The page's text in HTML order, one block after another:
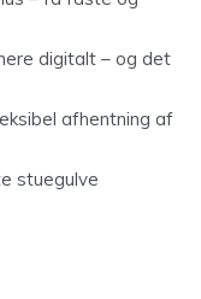
digitalt – og det
afhentning af
stuegulve